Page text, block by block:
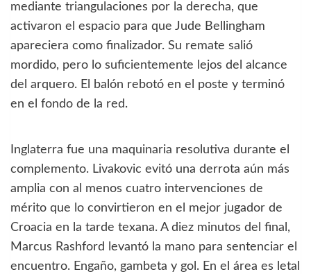
mediante triangulaciones por la derecha, que
activaron el espacio para que Jude Bellingham
apareciera como finalizador. Su remate salió
mordido, pero lo suficientemente lejos del alcance
del arquero. El balón rebotó en el poste y terminó
en el fondo de la red.
Inglaterra fue una maquinaria resolutiva durante el
complemento. Livakovic evitó una derrota aún más
amplia con al menos cuatro intervenciones de
mérito que lo convirtieron en el mejor jugador de
Croacia en la tarde texana. A diez minutos del final,
Marcus Rashford levantó la mano para sentenciar el
encuentro. Engaño, gambeta y gol. En el área es letal